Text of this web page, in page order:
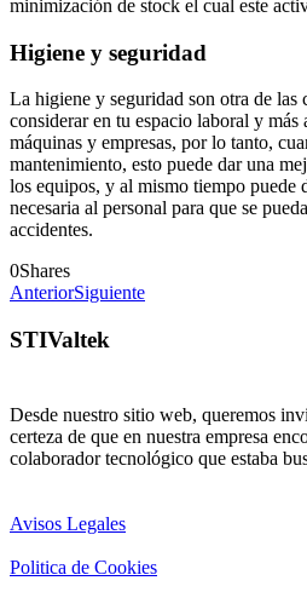
minimización de stock el cual este
Higiene y seguridad
La higiene y seguridad son otra de las
considerar en tu espacio laboral y más
máquinas y empresas, por lo tanto,
mantenimiento, esto puede dar una
los equipos, y al mismo tiempo puede
necesaria al personal para que se
accidentes.
0Shares
AnteriorSiguiente
STIValtek
Desde nuestro sitio web, queremos
certeza de que en nuestra empresa
colaborador tecnológico que estaba
Avisos Legales
Politica de Cookies